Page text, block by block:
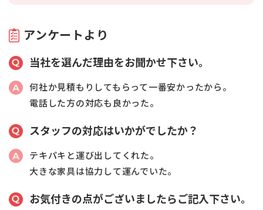
アンケートより
当社を選んだ理由をお聞かせ下さい。
何社か見積もりしてもらって一番安かったから。
電話した方の対応も良かった。
スタッフの対応はいかがでしたか？
テキパキと運び出してくれた。
大きな家具は協力して運んでいた。
お気付きの点がございましたらご記入下さい。